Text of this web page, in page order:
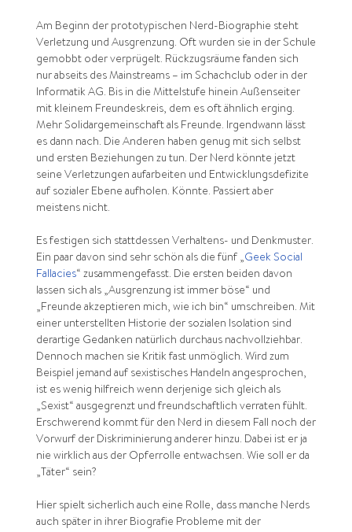
Am Beginn der prototypischen Nerd-Biographie steht
Verletzung und Ausgrenzung. Oft wurden sie in der Schule
gemobbt oder verprügelt. Rückzugsräume fanden sich
nur abseits des Mainstreams – im Schachclub oder in der
Informatik AG. Bis in die Mittelstufe hinein Außenseiter
mit kleinem Freundeskreis, dem es oft ähnlich erging.
Mehr Solidargemeinschaft als Freunde. Irgendwann lässt
es dann nach. Die Anderen haben genug mit sich selbst
und ersten Beziehungen zu tun. Der Nerd könnte jetzt
seine Verletzungen aufarbeiten und Entwicklungsdefizite
auf sozialer Ebene aufholen. Könnte. Passiert aber
meistens nicht.
Es festigen sich stattdessen Verhaltens- und Denkmuster.
Ein paar davon sind sehr schön als die fünf „Geek Social
Fallacies“ zusammengefasst. Die ersten beiden davon
lassen sich als „Ausgrenzung ist immer böse“ und
„Freunde akzeptieren mich, wie ich bin“ umschreiben. Mit
einer unterstellten Historie der sozialen Isolation sind
derartige Gedanken natürlich durchaus nachvollziehbar.
Dennoch machen sie Kritik fast unmöglich. Wird zum
Beispiel jemand auf sexistisches Handeln angesprochen,
ist es wenig hilfreich wenn derjenige sich gleich als
„Sexist“ ausgegrenzt und freundschaftlich verraten fühlt.
Erschwerend kommt für den Nerd in diesem Fall noch der
Vorwurf der Diskriminierung anderer hinzu. Dabei ist er ja
nie wirklich aus der Opferrolle entwachsen. Wie soll er da
„Täter“ sein?
Hier spielt sicherlich auch eine Rolle, dass manche Nerds
auch später in ihrer Biografie Probleme mit der